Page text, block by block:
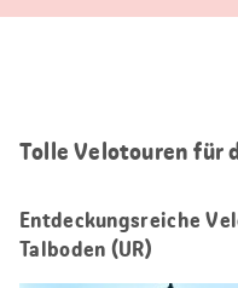
Tolle Velotouren für
Entdeckungsreiche
Talboden (UR)